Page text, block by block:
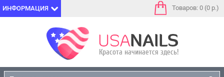
ИНФОРМАЦИЯ Товаров: 0 (0 р.)